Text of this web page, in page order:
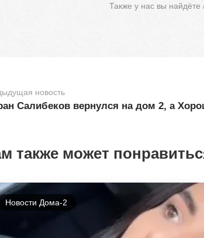
Также у нас вы найдёте
новость
Салибеков вернулся на дом 2, а
также может
Новости Дома-2